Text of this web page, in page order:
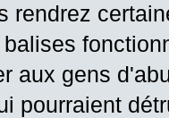
rendrez
aux gens
pourraient